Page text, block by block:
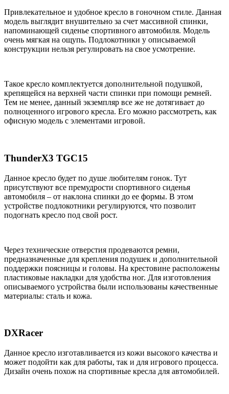
Привлекательное и удобное кресло в гоночном стиле. Данная
модель выглядит внушительно за счет массивной спинки,
напоминающей сиденье спортивного автомобиля. Модель
очень мягкая на ощупь. Подлокотники у описываемой
конструкции нельзя регулировать на свое усмотрение.
Такое кресло комплектуется дополнительной подушкой,
крепящейся на верхней части спинки при помощи ремней.
Тем не менее, данный экземпляр все же не дотягивает до
полноценного игрового кресла. Его можно рассмотреть, как
офисную модель с элементами игровой.
ThunderX3 TGC15
Данное кресло будет по душе любителям гонок. Тут
присутствуют все премудрости спортивного сиденья
автомобиля – от наклона спинки до ее формы. В этом
устройстве подлокотники регулируются, что позволит
подогнать кресло под свой рост.
Через технические отверстия продеваются ремни,
предназначенные для крепления подушек и дополнительной
поддержки поясницы и головы. На крестовине расположены
пластиковые накладки для удобства ног. Для изготовления
описываемого устройства были использованы качественные
материалы: сталь и кожа.
DXRacer
Данное кресло изготавливается из кожи высокого качества и
может подойти как для работы, так и для игрового процесса.
Дизайн очень похож на спортивные кресла для автомобилей.